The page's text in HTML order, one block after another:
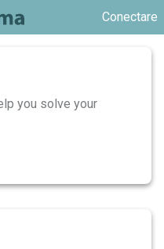
Conectare
you solve your